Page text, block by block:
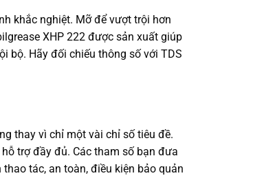
khắc nghiệt. Mỡ để vượt trội hơn
XHP 222 được sản xuất giúp
bộ. Hãy đối chiếu thông số với TDS
thay vì chỉ một vài chỉ số tiêu đề.
trợ đầy đủ. Các tham số bạn đưa
tác, an toàn, điều kiện bảo quản